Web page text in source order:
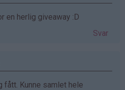
en herlig giveaway :D
Svar
fått. Kunne samlet hele